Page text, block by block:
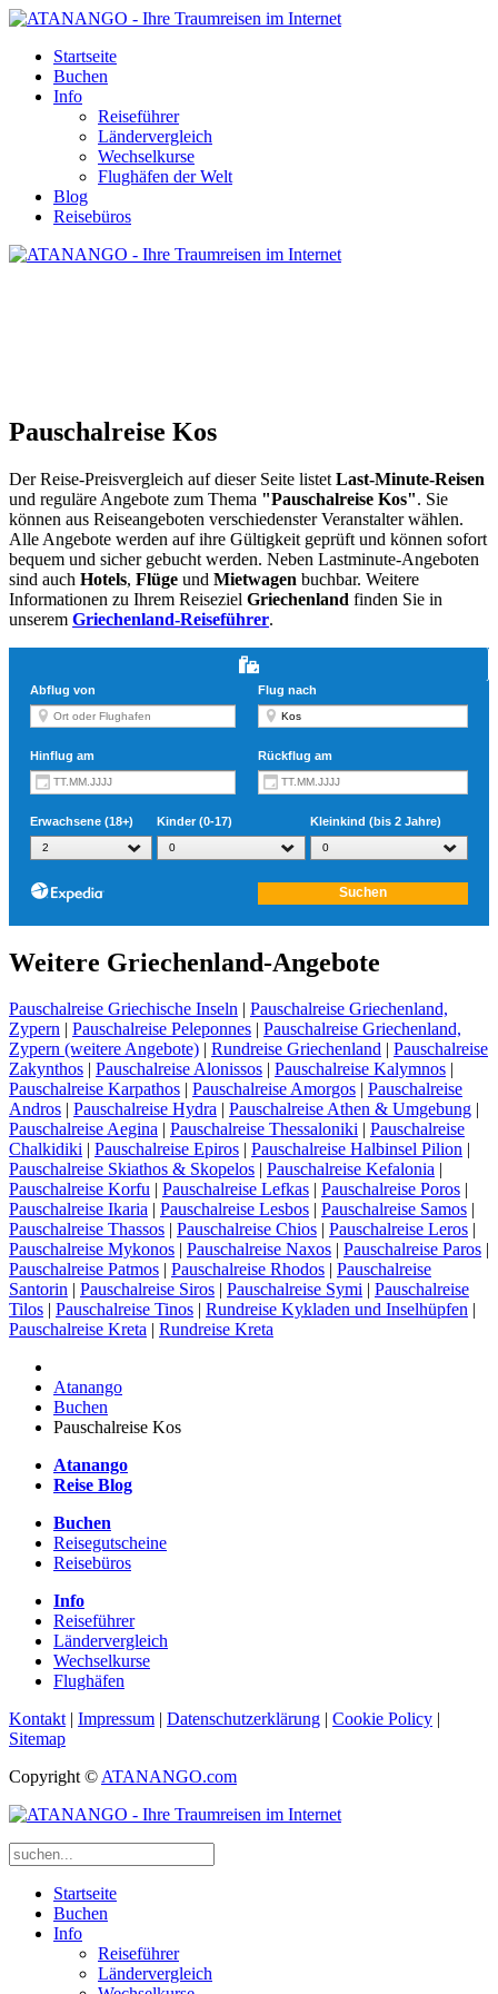
Startseite
Buchen
Info
Reiseführer
Ländervergleich
Wechselkurse
Flughäfen der Welt
Blog
Reisebüros
Pauschalreise Kos
Der Reise-Preisvergleich auf dieser Seite listet Last-Minute-Reisen
und reguläre Angebote zum Thema "Pauschalreise Kos". Sie
können aus Reiseangeboten verschiedenster Veranstalter wählen.
Alle Angebote werden auf ihre Gültigkeit geprüft und können sofort
bequem und sicher gebucht werden. Neben Lastminute-Angeboten
sind auch Hotels, Flüge und Mietwagen buchbar. Weitere
Informationen zu Ihrem Reiseziel Griechenland finden Sie in
unserem Griechenland-Reiseführer.
Weitere Griechenland-Angebote
Pauschalreise Griechische Inseln | Pauschalreise Griechenland,
Zypern | Pauschalreise Peleponnes | Pauschalreise Griechenland,
Zypern (weitere Angebote) | Rundreise Griechenland | Pauschalreise
Zakynthos | Pauschalreise Alonissos | Pauschalreise Kalymnos |
Pauschalreise Karpathos | Pauschalreise Amorgos | Pauschalreise
Andros | Pauschalreise Hydra | Pauschalreise Athen & Umgebung |
Pauschalreise Aegina | Pauschalreise Thessaloniki | Pauschalreise
Chalkidiki | Pauschalreise Epiros | Pauschalreise Halbinsel Pilion |
Pauschalreise Skiathos & Skopelos | Pauschalreise Kefalonia |
Pauschalreise Korfu | Pauschalreise Lefkas | Pauschalreise Poros |
Pauschalreise Ikaria | Pauschalreise Lesbos | Pauschalreise Samos |
Pauschalreise Thassos | Pauschalreise Chios | Pauschalreise Leros |
Pauschalreise Mykonos | Pauschalreise Naxos | Pauschalreise Paros |
Pauschalreise Patmos | Pauschalreise Rhodos | Pauschalreise
Santorin | Pauschalreise Siros | Pauschalreise Symi | Pauschalreise
Tilos | Pauschalreise Tinos | Rundreise Kykladen und Inselhüpfen |
Pauschalreise Kreta | Rundreise Kreta
Atanango
Buchen
Pauschalreise Kos
Atanango
Reise Blog
Buchen
Reisegutscheine
Reisebüros
Info
Reiseführer
Ländervergleich
Wechselkurse
Flughäfen
Kontakt| Impressum | Datenschutzerklärung | Cookie Policy |
Sitemap
Copyright ©ATANANGO.com
Startseite
Buchen
Info
Reiseführer
Ländervergleich